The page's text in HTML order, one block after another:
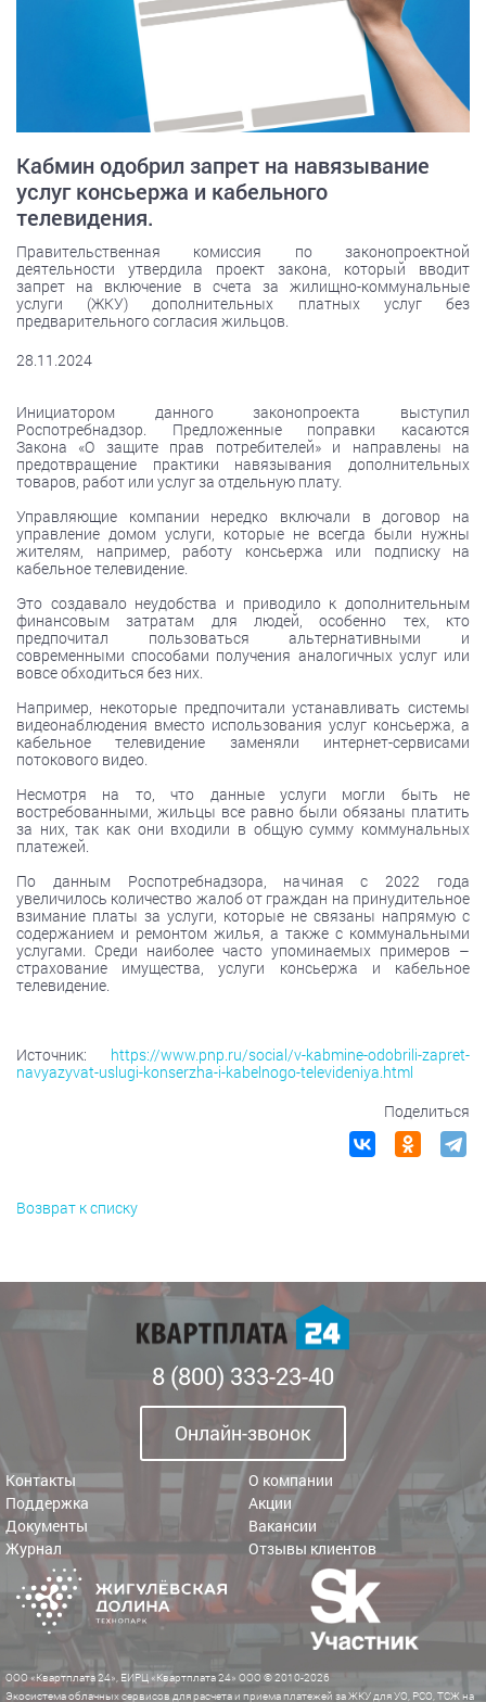
Кабмин одобрил запрет на навязывание
услуг консьержа и кабельного
телевидения.
Правительственная комиссия по законопроектной
деятельности утвердила проект закона, который вводит
запрет на включение в счета за жилищно-коммунальные
услуги (ЖКУ) дополнительных платных услуг без
предварительного согласия жильцов.
28.11.2024
Инициатором данного законопроекта выступил
Роспотребнадзор. Предложенные поправки касаются
Закона «О защите прав потребителей» и направлены на
предотвращение практики навязывания дополнительных
товаров, работ или услуг за отдельную плату.
Управляющие компании нередко включали в договор на
управление домом услуги, которые не всегда были нужны
жителям, например, работу консьержа или подписку на
кабельное телевидение.
Это создавало неудобства и приводило к дополнительным
финансовым затратам для людей, особенно тех, кто
предпочитал пользоваться альтернативными и
современными способами получения аналогичных услуг или
вовсе обходиться без них.
Например, некоторые предпочитали устанавливать системы
видеонаблюдения вместо использования услуг консьержа, а
кабельное телевидение заменяли интернет-сервисами
потокового видео.
Несмотря на то, что данные услуги могли быть не
востребованными, жильцы все равно были обязаны платить
за них, так как они входили в общую сумму коммунальных
платежей.
По данным Роспотребнадзора, начиная с 2022 года
увеличилось количество жалоб от граждан на принудительное
взимание платы за услуги, которые не связаны напрямую с
содержанием и ремонтом жилья, а также с коммунальными
услугами. Среди наиболее часто упоминаемых примеров –
страхование имущества, услуги консьержа и кабельное
телевидение.
Источник: https://www.pnp.ru/social/v-kabmine-odobrili-zapret-
navyazyvat-uslugi-konserzha-i-kabelnogo-televideniya.html
Поделиться
Возврат к списку
8 (800) 333-23-40
Онлайн-звонок
Контакты
Поддержка
Документы
Журнал
О компании
Акции
Вакансии
Отзывы клиентов
ООО «Квартплата 24», ЕИРЦ «Квартплата 24» ООО © 2010-2026
Экосистема облачных сервисов для расчета и приема платежей за ЖКУ для УО, РСО, ТСЖ на